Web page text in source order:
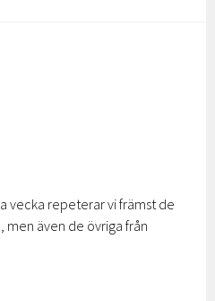
vecka repeterar vi främst de
men även de övriga från